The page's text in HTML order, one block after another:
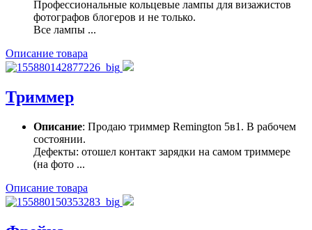
Профессиональные кольцевые лампы для визажистов
фотографов блогеров и не только.
Все лампы ...
Описание товара
Триммер
Описание: Продаю триммер Remington 5в1. В рабочем
состоянии.
Дефекты: отошел контакт зарядки на самом триммере
(на фото ...
Описание товара